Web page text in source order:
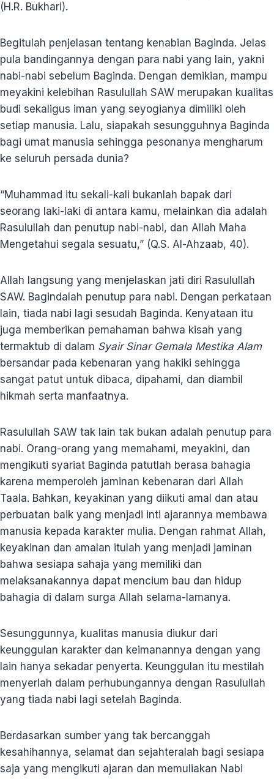
(H.R. Bukhari).
Begitulah penjelasan tentang kenabian Baginda. Jelas
pula bandingannya dengan para nabi yang lain, yakni
nabi-nabi sebelum Baginda. Dengan demikian, mampu
meyakini kelebihan Rasulullah SAW merupakan kualitas
budi sekaligus iman yang seyogianya dimiliki oleh
setiap manusia. Lalu, siapakah sesungguhnya Baginda
bagi umat manusia sehingga pesonanya mengharum
ke seluruh persada dunia?
“Muhammad itu sekali-kali bukanlah bapak dari
seorang laki-laki di antara kamu, melainkan dia adalah
Rasulullah dan penutup nabi-nabi, dan Allah Maha
Mengetahui segala sesuatu,” (Q.S. Al-Ahzaab, 40).
Allah langsung yang menjelaskan jati diri Rasulullah
SAW. Bagindalah penutup para nabi. Dengan perkataan
lain, tiada nabi lagi sesudah Baginda. Kenyataan itu
juga memberikan pemahaman bahwa kisah yang
termaktub di dalam Syair Sinar Gemala Mestika Alam
bersandar pada kebenaran yang hakiki sehingga
sangat patut untuk dibaca, dipahami, dan diambil
hikmah serta manfaatnya.
Rasulullah SAW tak lain tak bukan adalah penutup para
nabi. Orang-orang yang memahami, meyakini, dan
mengikuti syariat Baginda patutlah berasa bahagia
karena memperoleh jaminan kebenaran dari Allah
Taala. Bahkan, keyakinan yang diikuti amal dan atau
perbuatan baik yang menjadi inti ajarannya membawa
manusia kepada karakter mulia. Dengan rahmat Allah,
keyakinan dan amalan itulah yang menjadi jaminan
bahwa sesiapa sahaja yang memiliki dan
melaksanakannya dapat mencium bau dan hidup
bahagia di dalam surga Allah selama-lamanya.
Sesunggunnya, kualitas manusia diukur dari
keunggulan karakter dan keimanannya dengan yang
lain hanya sekadar penyerta. Keunggulan itu mestilah
menyerlah dalam perhubungannya dengan Rasulullah
yang tiada nabi lagi setelah Baginda.
Berdasarkan sumber yang tak bercanggah
kesahihannya, selamat dan sejahteralah bagi sesiapa
saja yang mengikuti ajaran dan memuliakan Nabi